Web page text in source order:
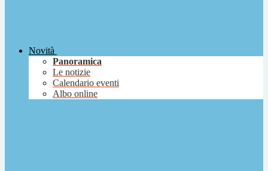
Novità
Panoramica
Le notizie
Calendario eventi
Albo online